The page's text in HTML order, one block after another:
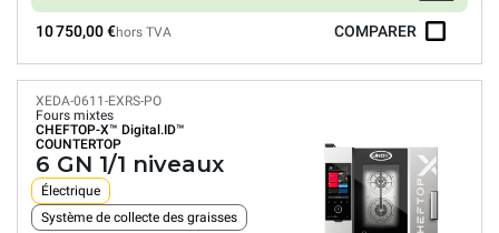
10 750,00 €hors TVA COMPARER
XEDA-0611-EXRS-PO
Fours mixtes
CHEFTOP-X™ Digital.ID™
COUNTERTOP
6 GN 1/1 niveaux
Électrique
Système de collecte des graisses